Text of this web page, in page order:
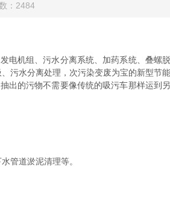
：2484
电机组、污水分离系统、加药系统、叠螺
污水分离处理，次污染变废为宝的新型节能
的污物不需要像传统的吸污车那样运到
管道淤泥清理等。